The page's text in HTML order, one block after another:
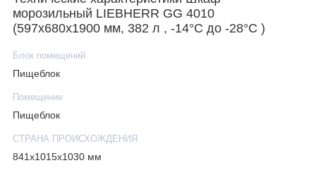
морозильный LIEBHERR GG 4010
(597х680х1900 мм, 382 л , -14°C до -28°C )
Блок помещений
Пищеблок
Помещение
Пищеблок
СТРАНА ПРОИСХОЖДЕНИЯ
841х1015х1030 мм